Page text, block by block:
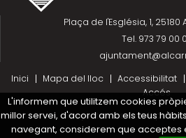
Plaça de l'Església, 1,
Tel. 973 79 00
Inici
Mapa del lloc Accessibilitat
Accés
Projecte desenvolupat
L'informem que utilitzem cookies
millor servei, d'acord amb els teus
navegant, considerem que acceptes